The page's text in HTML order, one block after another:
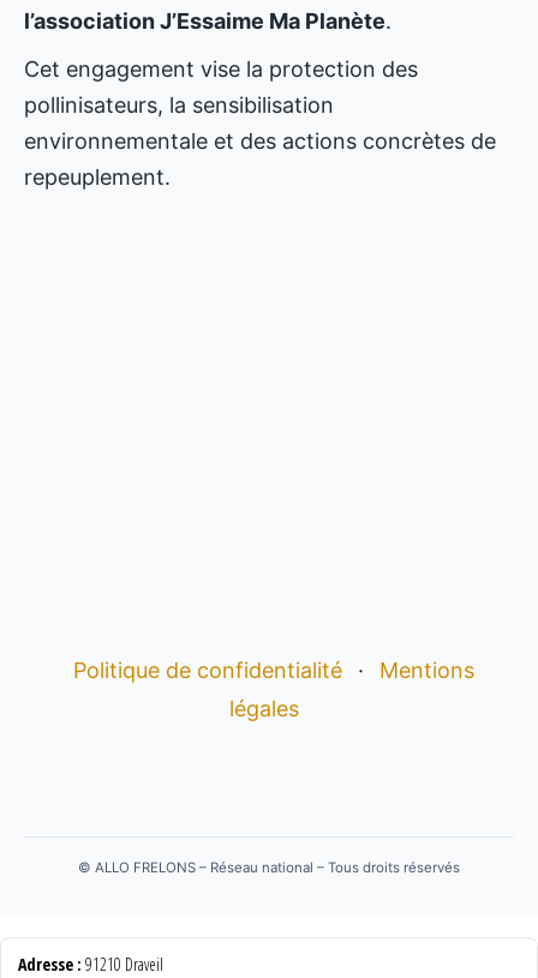
l’association J’Essaime Ma Planète.
Cet engagement vise la protection des
pollinisateurs, la sensibilisation
environnementale et des actions concrètes de
repeuplement.
Politique de confidentialité ·
Mentions
légales
© ALLO FRELONS – Réseau national – Tous droits réservés
Adresse : 91210 Draveil